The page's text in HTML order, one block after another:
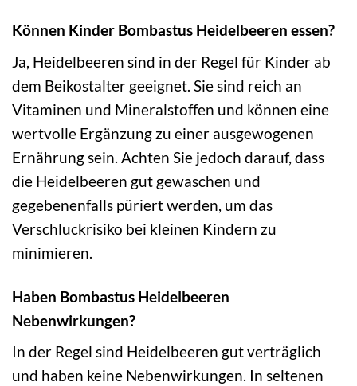
Können Kinder Bombastus Heidelbeeren essen?
Ja, Heidelbeeren sind in der Regel für Kinder ab
dem Beikostalter geeignet. Sie sind reich an
Vitaminen und Mineralstoffen und können eine
wertvolle Ergänzung zu einer ausgewogenen
Ernährung sein. Achten Sie jedoch darauf, dass
die Heidelbeeren gut gewaschen und
gegebenenfalls püriert werden, um das
Verschluckrisiko bei kleinen Kindern zu
minimieren.
Haben Bombastus Heidelbeeren
Nebenwirkungen?
In der Regel sind Heidelbeeren gut verträglich
und haben keine Nebenwirkungen. In seltenen